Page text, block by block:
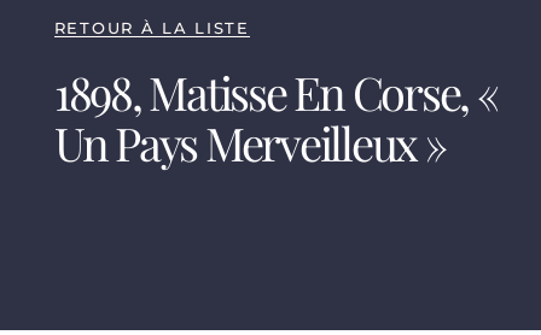
RETOUR À LA LISTE
1898, Matisse En Corse, «
Un Pays Merveilleux »